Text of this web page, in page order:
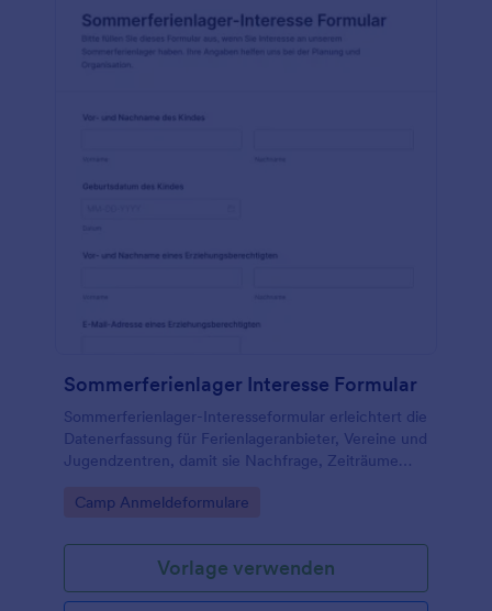
Sommerferienlager Interesse Formular
Sommerferienlager-Interesseformular erleichtert die
Datenerfassung für Ferienlageranbieter, Vereine und
Jugendzentren, damit sie Nachfrage, Zeiträume
Planung sicher vorbereiten.
Go to Category:
Camp Anmeldeformulare
Vorlage verwenden